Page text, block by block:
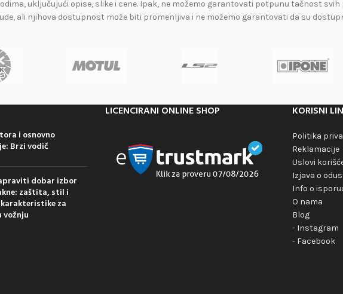
uključujući opise, slike i cene. Ipak, ne možemo garantovati potpunu tačnost
ali njihova dostupnost može biti promenljiva i ne možemo garantovati da su
i osnovno
Brzi vodič
dobar izbor
zaštita, stil i
za
vožnju
LICENCIRANI ONLINE SHOP KORISNI
Politika
Reklamacije
Uslovi
Izjava o
Info o
O nama
Blog
- Instagram
- Facebook